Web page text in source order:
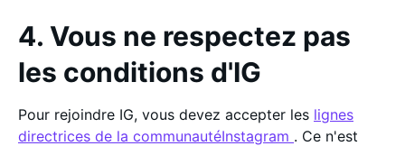
4. Vous ne respectez pas
les conditions d'IG
Pour rejoindre IG, vous devez accepter les lignes
directrices de la communautéInstagram . Ce n'est